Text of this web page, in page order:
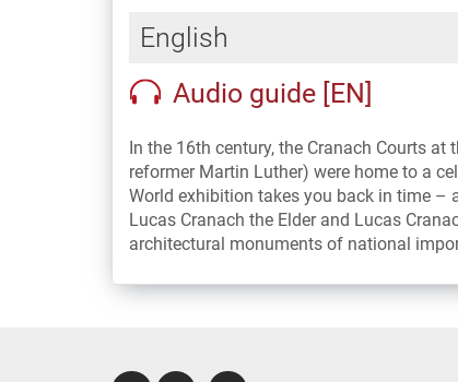
English
Audio guide [EN]
In the 16th century, the Cranach Courts
reformer Martin Luther) were home to a
World exhibition takes you back in time –
Lucas Cranach the Elder and Lucas
architectural monuments of national